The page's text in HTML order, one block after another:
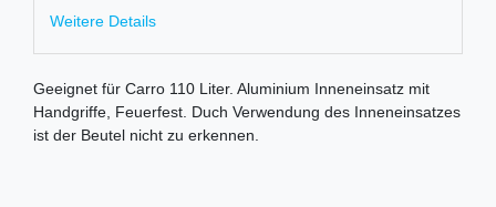
Weitere Details
Geeignet für Carro 110 Liter. Aluminium Inneneinsatz mit
Handgriffe, Feuerfest. Duch Verwendung des Inneneinsatzes
ist der Beutel nicht zu erkennen.